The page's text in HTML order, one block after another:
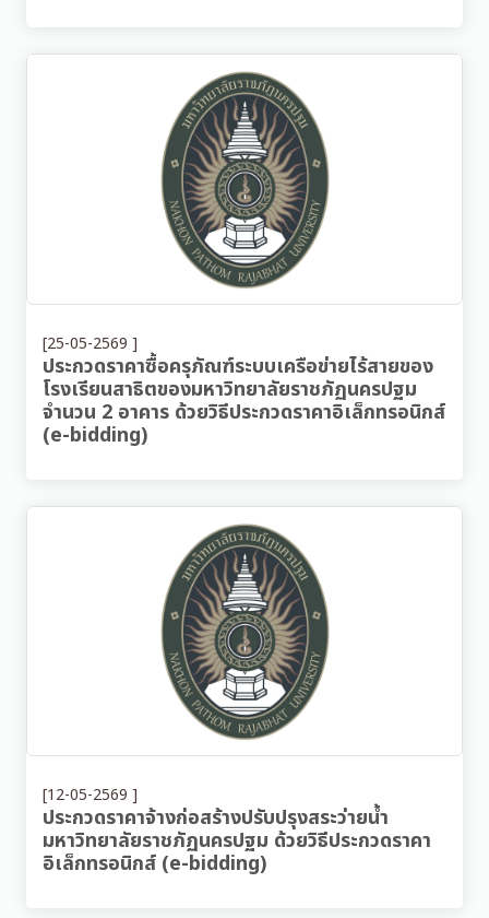
[25-05-2569 ]
ประกวดราคาซื้อครุภัณฑ์ระบบเครือข่ายไร้สายของ
โรงเรียนสาธิตของมหาวิทยาลัยราชภัฏนครปฐม
จำนวน 2 อาคาร ด้วยวิธีประกวดราคาอิเล็กทรอนิกส์
(e-bidding)
[12-05-2569 ]
ประกวดราคาจ้างก่อสร้างปรับปรุงสระว่ายน้ำ
มหาวิทยาลัยราชภัฏนครปฐม ด้วยวิธีประกวดราคา
อิเล็กทรอนิกส์ (e-bidding)